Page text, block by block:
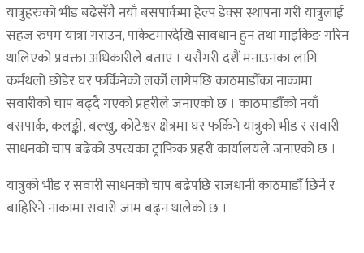
यात्रुहरुको भीड बढेसँगै नयाँ बसपार्कमा हेल्प डेक्स स्थापना गरी यात्रुलाई
सहज रुपम यात्रा गराउन, पाकेटमारदेखि सावधान हुन तथा माइकिङ गरिन
थालिएको प्रवक्ता अधिकारीले बताए । यसैगरी दशैं मनाउनका लागि
कर्मथलो छोडेर घर फर्किनेको लर्को लागेपछि काठमाडौँका नाकामा
सवारीको चाप बढ्दै गएको प्रहरीले जनाएको छ । काठमाडौँको नयाँ
बसपार्क, कलङ्की, बल्खु, कोटेश्वर क्षेत्रमा घर फर्किने यात्रुको भीड र सवारी
साधनको चाप बढेको उपत्यका ट्राफिक प्रहरी कार्यालयले जनाएको छ ।
यात्रुको भीड र सवारी साधनको चाप बढेपछि राजधानी काठमाडौँ छिर्ने र
बाहिरिने नाकामा सवारी जाम बढ्न थालेको छ ।